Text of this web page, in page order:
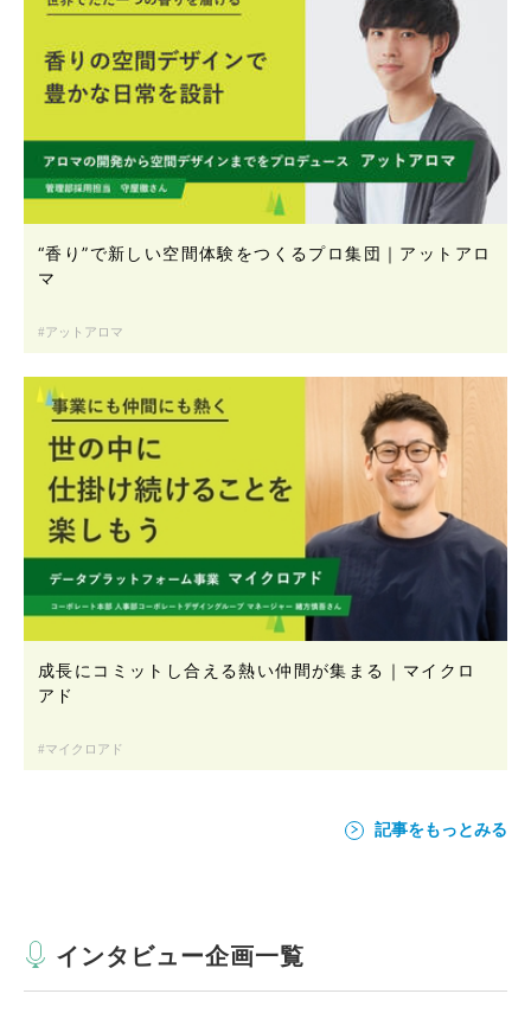
“香り”で新しい空間体験をつくるプロ集団｜アットアロ
マ
アットアロマ
成長にコミットし合える熱い仲間が集まる｜マイクロ
アド
マイクロアド
記事をもっとみる
インタビュー企画一覧